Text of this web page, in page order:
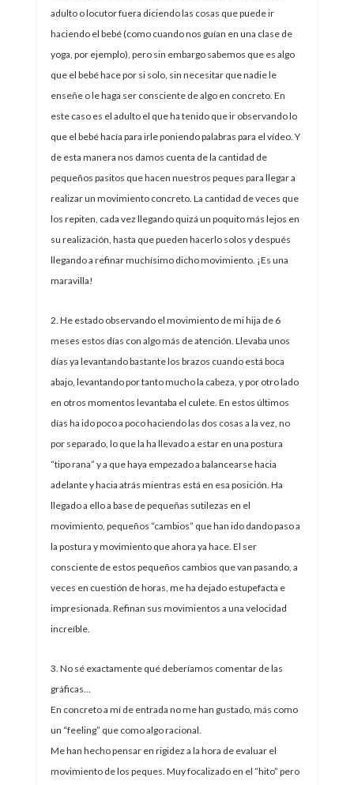
adulto o locutor fuera diciendo las cosas que puede ir
haciendo el bebé (como cuando nos guían en una clase de
yoga, por ejemplo), pero sin embargo sabemos que es algo
que el bebé hace por si solo, sin necesitar que nadie le
enseñe o le haga ser consciente de algo en concreto. En
este caso es el adulto el que ha tenido que ir observando lo
que el bebé hacía para irle poniendo palabras para el vídeo. Y
de esta manera nos damos cuenta de la cantidad de
pequeños pasitos que hacen nuestros peques para llegar a
realizar un movimiento concreto. La cantidad de veces que
los repiten, cada vez llegando quizá un poquito más lejos en
su realización, hasta que pueden hacerlo solos y después
llegando a refinar muchísimo dicho movimiento. ¡Es una
maravilla!
2. He estado observando el movimiento de mi hija de 6
meses estos días con algo más de atención. Llevaba unos
días ya levantando bastante los brazos cuando está boca
abajo, levantando por tanto mucho la cabeza, y por otro lado
en otros momentos levantaba el culete. En estos últimos
días ha ido poco a poco haciendo las dos cosas a la vez, no
por separado, lo que la ha llevado a estar en una postura
“tipo rana” y a que haya empezado a balancearse hacia
adelante y hacia atrás mientras está en esa posición. Ha
llegado a ello a base de pequeñas sutilezas en el
movimiento, pequeños “cambios” que han ido dando paso a
la postura y movimiento que ahora ya hace. El ser
consciente de estos pequeños cambios que van pasando, a
veces en cuestión de horas, me ha dejado estupefacta e
impresionada. Refinan sus movimientos a una velocidad
increíble.
3. No sé exactamente qué deberíamos comentar de las
gráficas…
En concreto a mí de entrada no me han gustado, más como
un “feeling” que como algo racional.
Me han hecho pensar en rigidez a la hora de evaluar el
movimiento de los peques. Muy focalizado en el “hito” pero